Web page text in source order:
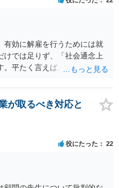
有効に解雇を行うためには就
けでは足りず、「社会通念上
。平たく言えば、解雇の原因
ハードルが高いです。 解雇が
にもよりますが、顧問弁護士
力不足の程度が解雇を有効と
ます。 例えば、無断欠勤を
には一発で解雇した場合で
たしかに能力不足のみの場
るを得ません。 なお、懲戒
停止等解雇よりも軽い処分
されない場合には解雇に踏
が取るべき対応と
役にたった 22